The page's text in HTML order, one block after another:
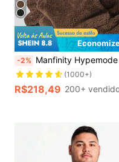
-2% Manfinity Hypemode Moletom com Capuz de Lã Fleece com Estampa de Letra, Plus Size Masculino, Moletom Marrom Masculino, Moletom Sherpa Masculino,
(1000+)
R$218,49 200+